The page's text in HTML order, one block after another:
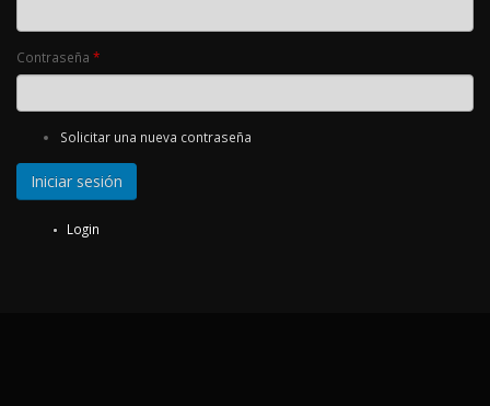
Contraseña *
Solicitar una nueva contraseña
Login